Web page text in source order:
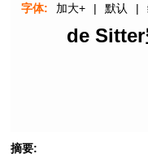
字体:
加大+ | 默认 |
de Sitter
摘要: